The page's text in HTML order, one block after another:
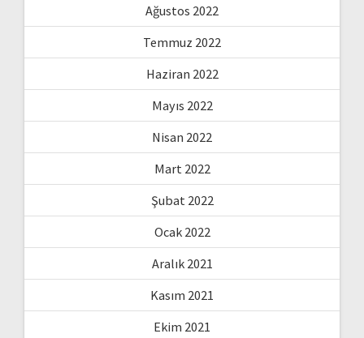
Ağustos 2022
Temmuz 2022
Haziran 2022
Mayıs 2022
Nisan 2022
Mart 2022
Şubat 2022
Ocak 2022
Aralık 2021
Kasım 2021
Ekim 2021